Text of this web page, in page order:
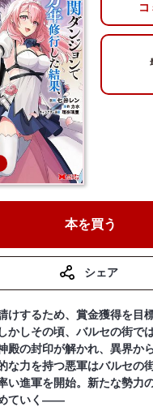
本を買う
シェア
けするため、賞金獲得を目
かしその頃、バルセの街で
殿の封印が解かれ、異界か
な力を持つ悪軍はバルセの
い進軍を開始。新たな勢力
ていく――